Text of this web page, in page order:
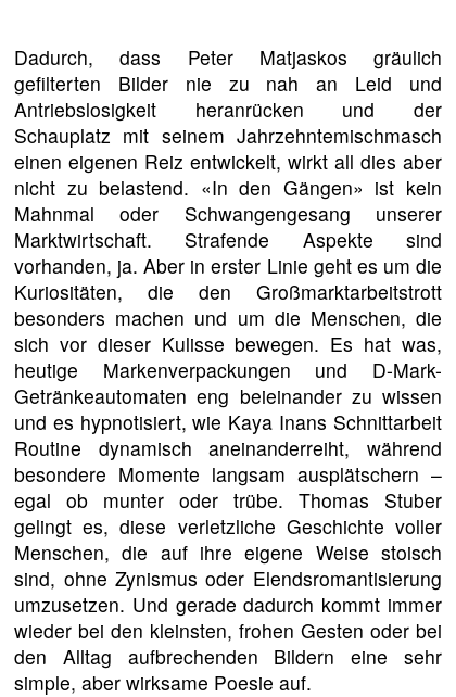
Dadurch, dass Peter Matjaskos gräulich
gefilterten Bilder nie zu nah an Leid und
Antriebslosigkeit heranrücken und der
Schauplatz mit seinem Jahrzehntemischmasch
einen eigenen Reiz entwickelt, wirkt all dies aber
nicht zu belastend. «In den Gängen» ist kein
Mahnmal oder Schwangengesang unserer
Marktwirtschaft. Strafende Aspekte sind
vorhanden, ja. Aber in erster Linie geht es um die
Kuriositäten, die den Großmarktarbeitstrott
besonders machen und um die Menschen, die
sich vor dieser Kulisse bewegen. Es hat was,
heutige Markenverpackungen und D-Mark-
Getränkeautomaten eng beieinander zu wissen
und es hypnotisiert, wie Kaya Inans Schnittarbeit
Routine dynamisch aneinanderreiht, während
besondere Momente langsam ausplätschern –
egal ob munter oder trübe. Thomas Stuber
gelingt es, diese verletzliche Geschichte voller
Menschen, die auf ihre eigene Weise stoisch
sind, ohne Zynismus oder Elendsromantisierung
umzusetzen. Und gerade dadurch kommt immer
wieder bei den kleinsten, frohen Gesten oder bei
den Alltag aufbrechenden Bildern eine sehr
simple, aber wirksame Poesie auf.